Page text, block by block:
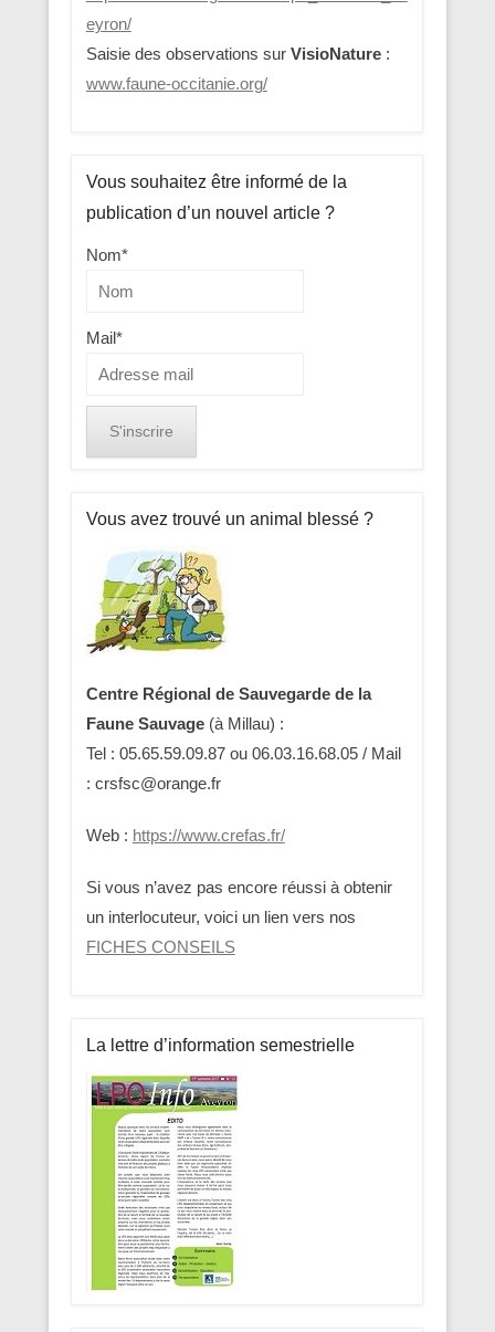
eyron/
Saisie des observations sur VisioNature:
www.faune-occitanie.org/
Vous souhaitez être informé de la
publication d’un nouvel article ?
Nom*
Mail*
Vous avez trouvé un animal blessé ?
Centre Régional de Sauvegarde de la
Faune Sauvage (à Millau) :
Tel : 05.65.59.09.87 ou 06.03.16.68.05 / Mail
: crsfsc@orange.fr
Web : https://www.crefas.fr/
Si vous n’avez pas encore réussi à obtenir
un interlocuteur, voici un lien vers nos
FICHES CONSEILS
La lettre d’information semestrielle